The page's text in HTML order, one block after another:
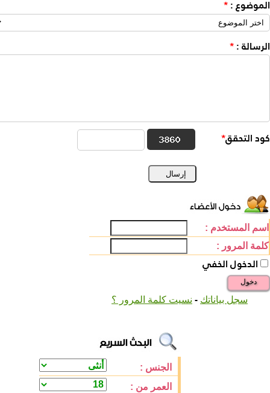
الموضوع:
*
الرسالة:
*
كود التحقق*
اسم المستخدم :
كلمة المرور :
الدخول الخفي
دخول
سجل بياناتك - نسيت كلمة المرور ؟
الجنس :
العمر من :